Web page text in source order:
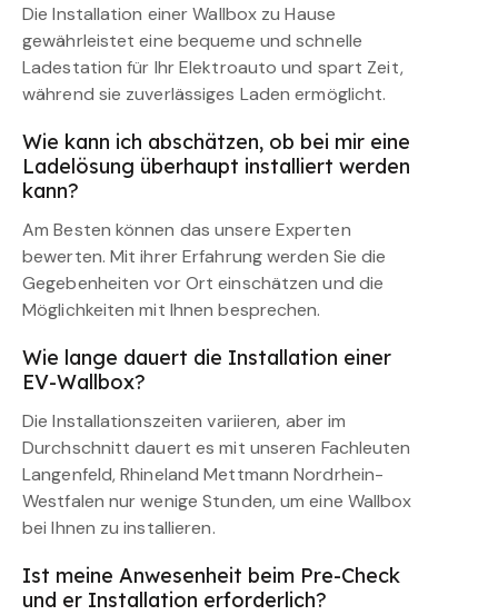
Die Installation einer Wallbox zu Hause
gewährleistet eine bequeme und schnelle
Ladestation für Ihr Elektroauto und spart Zeit,
während sie zuverlässiges Laden ermöglicht.
Wie kann ich abschätzen, ob bei mir eine
Ladelösung überhaupt installiert werden
kann?
Am Besten können das unsere Experten
bewerten. Mit ihrer Erfahrung werden Sie die
Gegebenheiten vor Ort einschätzen und die
Möglichkeiten mit Ihnen besprechen.
Wie lange dauert die Installation einer
EV-Wallbox?
Die Installationszeiten variieren, aber im
Durchschnitt dauert es mit unseren Fachleuten
Langenfeld, Rhineland Mettmann Nordrhein-
Westfalen nur wenige Stunden, um eine Wallbox
bei Ihnen zu installieren.
Ist meine Anwesenheit beim Pre-Check
und er Installation erforderlich?